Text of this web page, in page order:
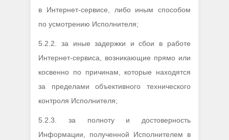
в Интернет-сервисе, либо иным способом
по усмотрению Исполнителя;
5.2.2. за иные задержки и сбои в работе
Интернет-сервиса, возникающие прямо или
косвенно по причинам, которые находятся
за пределами объективного технического
контроля Исполнителя;
5.2.3. за полноту и достоверность
Информации, полученной Исполнителем в